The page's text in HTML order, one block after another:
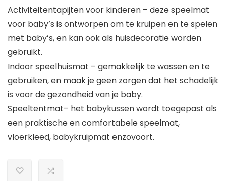
Activiteitentapijten voor kinderen – deze speelmat
voor baby’s is ontworpen om te kruipen en te spelen
met baby’s, en kan ook als huisdecoratie worden
gebruikt.
Indoor speelhuismat – gemakkelijk te wassen en te
gebruiken, en maak je geen zorgen dat het schadelijk
is voor de gezondheid van je baby.
Speeltentmat– het babykussen wordt toegepast als
een praktische en comfortabele speelmat,
vloerkleed, babykruipmat enzovoort.